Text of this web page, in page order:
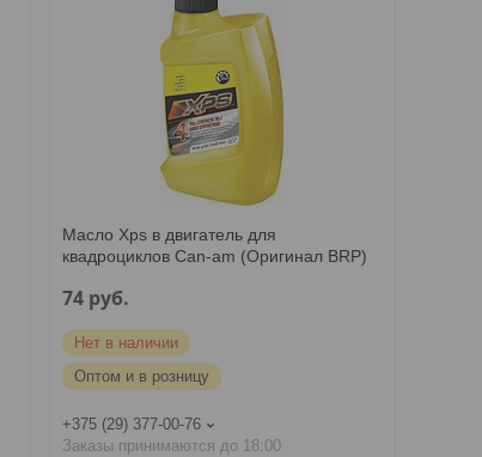
Масло Xps в двигатель для
квадроциклов Can-am (Оригинал BRP)
74 руб.
Нет в наличии
Оптом и в розницу
+375 (29) 377-00-76
Заказы принимаются до 18:00